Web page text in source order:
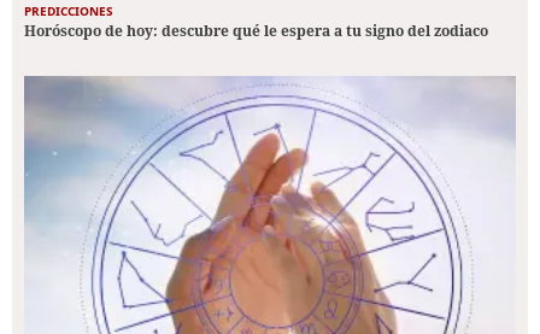
PREDICCIONES
Horóscopo de hoy: descubre qué le espera a tu signo del zodiaco